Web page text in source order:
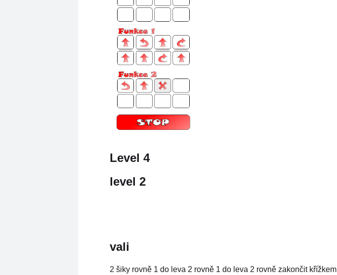
Level 4
level 2
vali
2 šiky rovně 1 do leva 2 rovně 1 do leva 2 rovně zakončit křížkem